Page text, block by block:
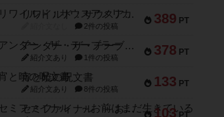
389 PT
リワイルド：サウスアメリカ
2件の投稿
378 PT
アンダー・ザ・テーブラー
紹介文あり 1件の投稿
133 PT
宵と暁の呪文書
紹介文あり 8件の投稿
103 PT
セミファイナル ～お前はまだ生きている～